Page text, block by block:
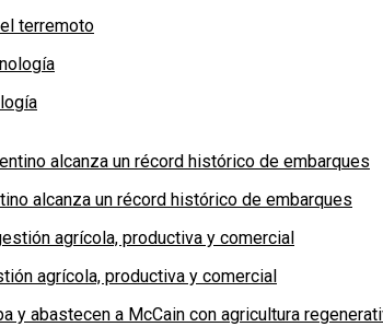
terremoto
alcanza un récord histórico de embarques
agrícola, productiva y comercial